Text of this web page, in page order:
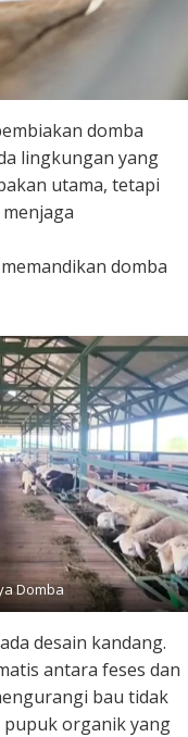
domba
lingkungan yang
utama, tetapi
domba
Domba
desain kandang.
antara feses dan
bau tidak
pupuk organik yang